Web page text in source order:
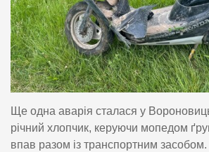
Ще одна аварія сталася у
річний хлопчик, керуючи мопедом
впав разом із транспортним засобом.